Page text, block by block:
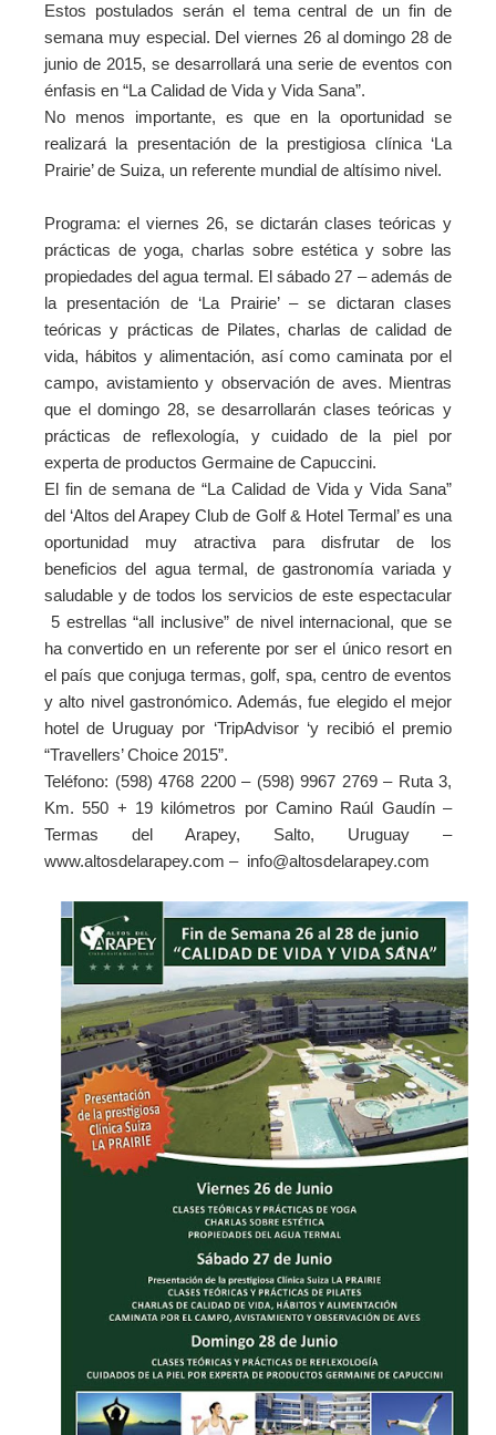
Estos postulados serán el tema central de un fin de
semana muy especial. Del viernes 26 al domingo 28 de
junio de 2015, se desarrollará una serie de eventos con
énfasis en “La Calidad de Vida y Vida Sana”.
No menos importante, es que en la oportunidad se
realizará la presentación de la prestigiosa clínica ‘La
Prairie’ de Suiza, un referente mundial de altísimo nivel.
Programa: el viernes 26, se dictarán clases teóricas y
prácticas de yoga, charlas sobre estética y sobre las
propiedades del agua termal. El sábado 27 – además de
la presentación de ‘La Prairie’ – se dictaran clases
teóricas y prácticas de Pilates, charlas de calidad de
vida, hábitos y alimentación, así como caminata por el
campo, avistamiento y observación de aves. Mientras
que el domingo 28, se desarrollarán clases teóricas y
prácticas de reflexología, y cuidado de la piel por
experta de productos Germaine de Capuccini.
El fin de semana de “La Calidad de Vida y Vida Sana”
del ‘Altos del Arapey Club de Golf & Hotel Termal’ es una
oportunidad muy atractiva para disfrutar de los
beneficios del agua termal, de gastronomía variada y
saludable y de todos los servicios de este espectacular
5 estrellas “all inclusive” de nivel internacional, que se
ha convertido en un referente por ser el único resort en
el país que conjuga termas, golf, spa, centro de eventos
y alto nivel gastronómico. Además, fue elegido el mejor
hotel de Uruguay por ‘TripAdvisor ‘y recibió el premio
“Travellers’ Choice 2015”.
Teléfono: (598) 4768 2200 – (598) 9967 2769 – Ruta 3,
Km. 550 + 19 kilómetros por Camino Raúl Gaudín –
Termas del Arapey, Salto, Uruguay –
www.altosdelarapey.com – info@altosdelarapey.com